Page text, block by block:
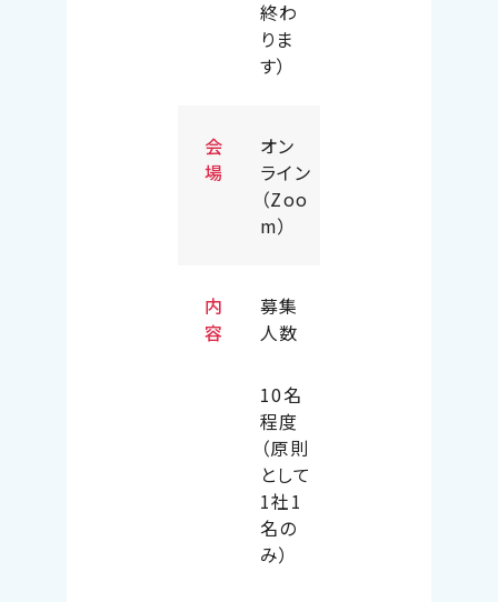
終わ
りま
す）
会
場
オン
ライン
（Zoo
m）
内
容
募集
人数
10名
程度
（原則
として
1社1
名の
み）